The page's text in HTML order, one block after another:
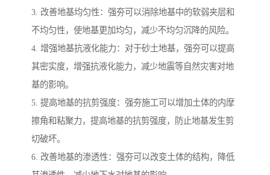
3. 改善地基均匀性：强夯可以消除地基中的软弱夹层和
不均匀性，使地基更加均匀，减少不均匀沉降的风险。
4. 增强地基抗液化能力：对于砂土地基，强夯可以提高
其密实度，增强抗液化能力，减少地震等自然灾害对地
基的影响。
5. 提高地基的抗剪强度：强夯施工可以增加土体的内摩
擦角和粘聚力，提高地基的抗剪强度，防止地基发生剪
切破坏。
6. 改善地基的渗透性：强夯可以改变土体的结构，降低